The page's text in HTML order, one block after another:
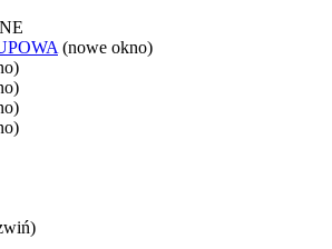
(nowe okno)